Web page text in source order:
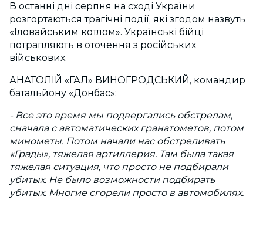
В останні дні серпня на сході України
розгортаються трагічні події, які згодом назвуть
«Іловайським котлом». Українські бійці
потрапляють в оточення з російських
військових.
АНАТОЛІЙ «ГАЛ» ВИНОГРОДСЬКИЙ, командир
батальйону «Донбас»:
- Все это время мы подвергались обстрелам,
сначала с автоматических гранатометов, потом
минометы. Потом начали нас обстреливать
«Грады», тяжелая артиллерия. Там была такая
тяжелая ситуация, что просто не подбирали
убитых. Не было возможности подбирать
убитых. Многие сгорели просто в автомобилях.